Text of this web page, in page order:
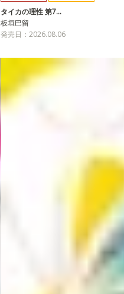
タイカの理性 第7…
板垣巴留
発売日：2026.08.06